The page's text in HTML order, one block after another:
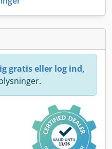
gratis eller log ind,